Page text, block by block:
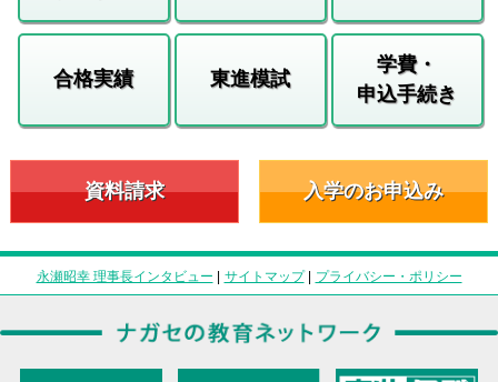
合格実績 東進模試
学費・
申込手続き
資料請求 入学のお申込み
永瀬昭幸 理事長インタビュー | サイトマップ| プライバシー・ポリシー